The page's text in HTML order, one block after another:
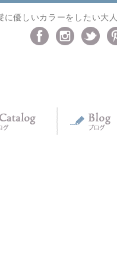
優しいカラーをしたい大